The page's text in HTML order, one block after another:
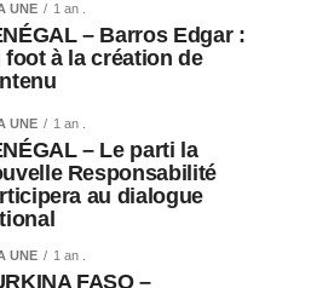
UNE 1 an .
– Barros Edgar :
foot à la création de
UNE 1 an .
– Le parti la
Responsabilité
au dialogue
UNE 1 an .
FASO –